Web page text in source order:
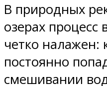
В природных
озерах процесс
четко налажен:
постоянно
смешивании